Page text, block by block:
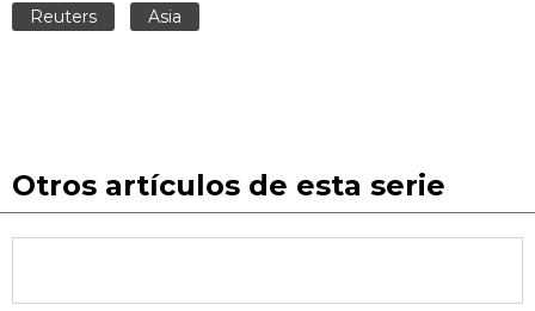
Reuters Asia
Otros artículos de esta serie